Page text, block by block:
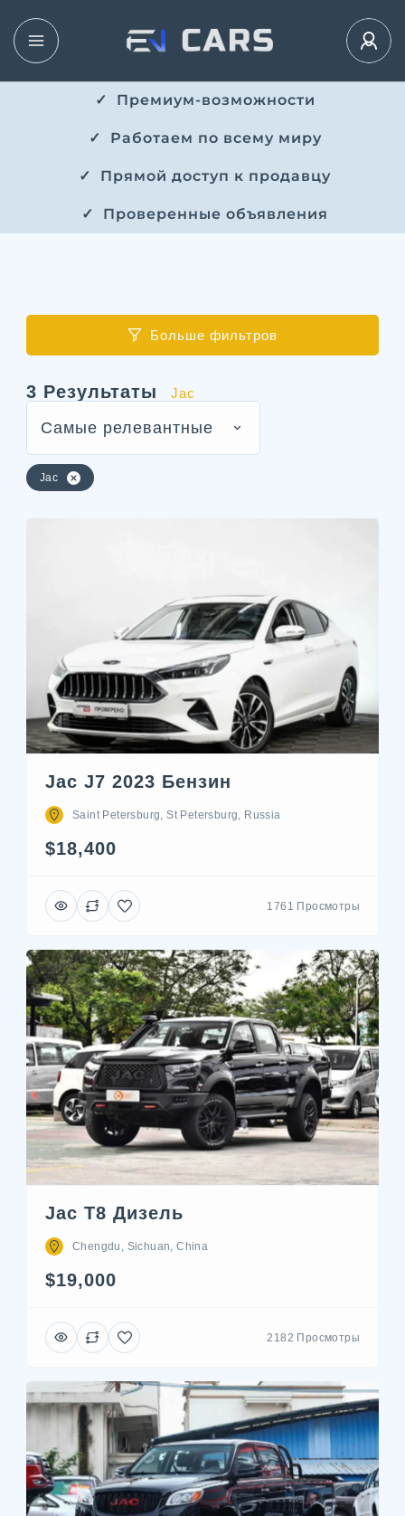
✓ ​​ Премиум-возможности
✓ ​ Работаем по всему миру
✓ ​ Прямой доступ к продавцу
✓ ​ Проверенные объявления
Больше фильтров
3 Результаты Jac
Самые релевантные
Jac
Jac J7 2023 Бензин
Saint Petersburg, St Petersburg, Russia
$18,400
1761 Просмотры
Jac T8 Дизель
Chengdu, Sichuan, China
$19,000
2182 Просмотры